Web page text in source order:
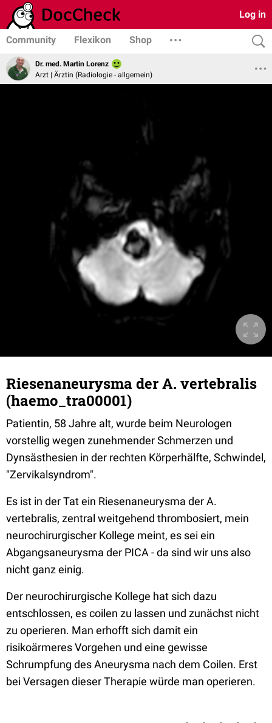
Log in
Community Flexikon Shop
Dr. med. Martin Lorenz
Arzt | Ärztin (Radiologie - allgemein)
Riesenaneurysma der A. vertebralis
(haemo_tra00001)
Patientin, 58 Jahre alt, wurde beim Neurologen
vorstellig wegen zunehmender Schmerzen und
Dynsästhesien in der rechten Körperhälfte, Schwindel,
"Zervikalsyndrom".
Es ist in der Tat ein Riesenaneurysma der A.
vertebralis, zentral weitgehend thrombosiert, mein
neurochirurgischer Kollege meint, es sei ein
Abgangsaneurysma der PICA - da sind wir uns also
nicht ganz einig.
Der neurochirurgische Kollege hat sich dazu
entschlossen, es coilen zu lassen und zunächst nicht
zu operieren. Man erhofft sich damit ein
risikoärmeres Vorgehen und eine gewisse
Schrumpfung des Aneurysma nach dem Coilen. Erst
bei Versagen dieser Therapie würde man operieren.